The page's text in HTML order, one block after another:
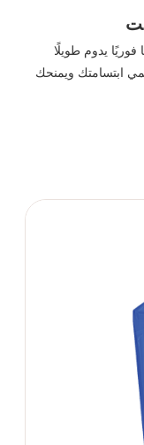
انتعاشًا فوريًا يدوم طويلًا
ابتسامتك ويمنحك